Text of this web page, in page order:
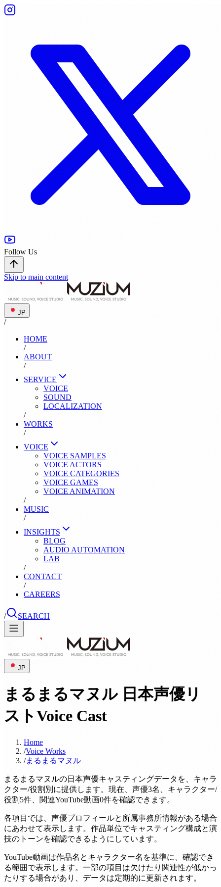
Follow Us
Skip to main content
JP
/
HOME
/
ABOUT
/
SERVICE
VOICE
SOUND
LOCALIZATION
/
WORKS
/
VOICE
VOICE SAMPLES
VOICE ACTORS
VOICE CATEGORIES
VOICE GAMES
VOICE ANIMATION
/
MUSIC
/
INSIGHTS
BLOG
AUDIO AUTOMATION
LAB
/
CONTACT
/
CAREERS
/ SEARCH
JP
まるまるマヌル 日本声優リ
ストVoice Cast
Home
/Voice Works
/まるまるマヌル
まるまるマヌルの日本声優キャスティングデータを、キャラ
クター/役割別に提供します。現在、声優3名、キャラクター/
役割5件、関連YouTube動画0件を確認できます。
各項目では、声優プロフィールと所属事務所情報がある場合
にあわせて表示します。作品単位でキャスティング構成と演
技のトーンを確認できるようにしています。
YouTube動画は作品名とキャラクター名を基準に、確認でき
る範囲で表示します。一部の項目は欠けたり関連性が低かっ
たりする場合があり、データは定期的に更新されます。